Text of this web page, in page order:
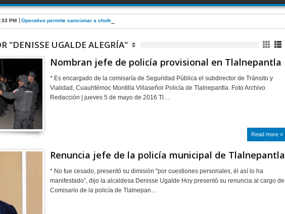
PM Operativo permite sancionar a choferes por invadir carril confinado: Ecatepec +Video | INFORMATIVA
"DENISSE UGALDE ALEGRÍA"
Nombran jefe de policía provisional en Tlalnepantla
* Es encargado de la comisaría de Seguridad Pública el subdirector de Tránsito y
Vialidad, Cuauhtémoc Montilla Villaseñor Policía de Tlalnepantla. Foto Archivo
Redacción | jueves 5 de mayo de 2016 Tl…
Read more »
Renuncia jefe de la policía municipal de Tlalnepantla
* No fue cesado, presentó su dimisión "por cuestiones personales, él así lo ha
manifestado”, dijo la alcaldesa Denisse Ugalde Hoy presentó su renuncia al cargo de
Comisario de la policía de Tlalnepan…